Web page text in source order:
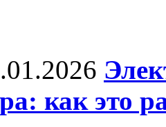
как это